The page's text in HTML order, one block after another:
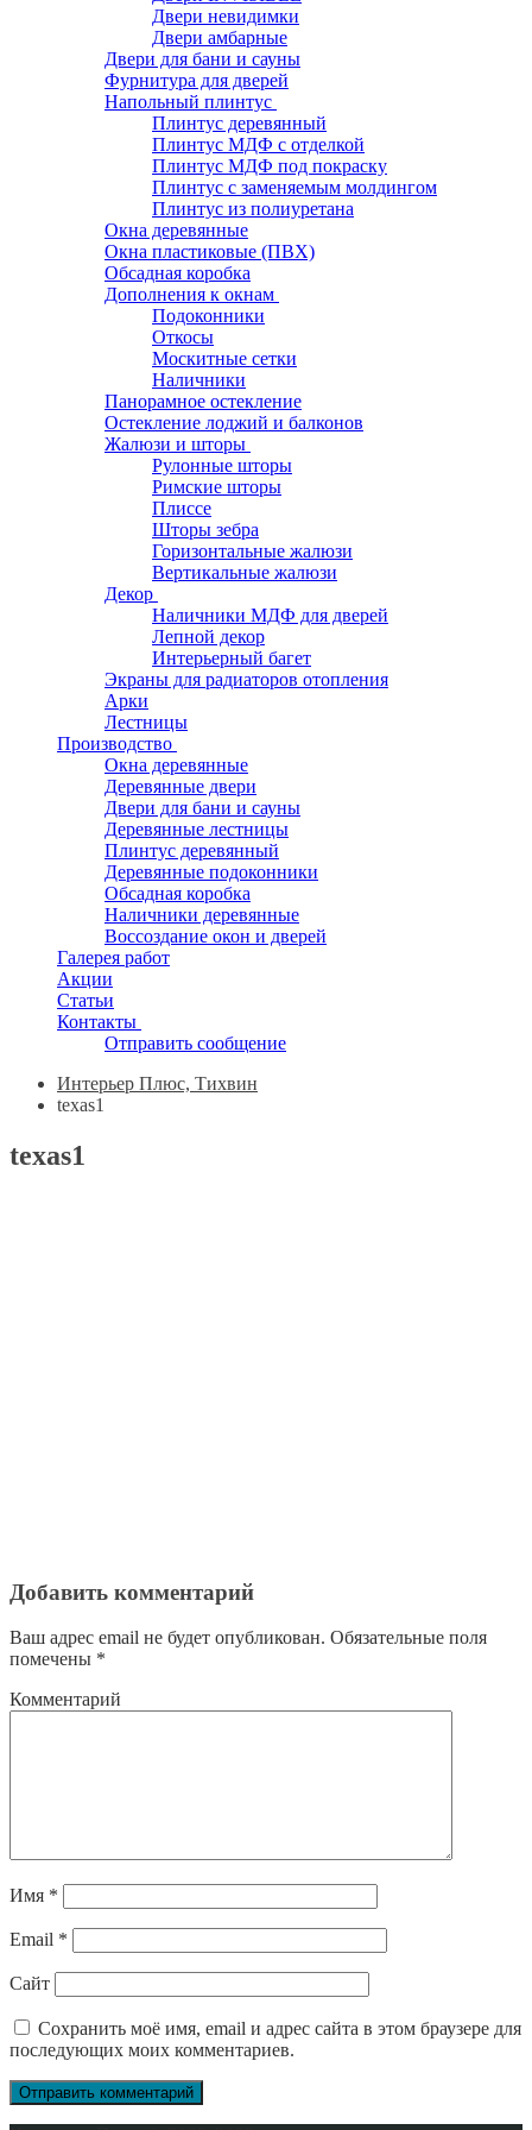
Двери невидимки
Двери амбарные
Двери для бани и сауны
Фурнитура для дверей
Напольный плинтус
Плинтус деревянный
Плинтус МДФ с отделкой
Плинтус МДФ под покраску
Плинтус с заменяемым молдингом
Плинтус из полиуретана
Окна деревянные
Окна пластиковые (ПВХ)
Обсадная коробка
Дополнения к окнам
Подоконники
Откосы
Москитные сетки
Наличники
Панорамное остекление
Остекление лоджий и балконов
Жалюзи и шторы
Рулонные шторы
Римские шторы
Плиссе
Шторы зебра
Горизонтальные жалюзи
Вертикальные жалюзи
Декор
Наличники МДФ для дверей
Лепной декор
Интерьерный багет
Экраны для радиаторов отопления
Арки
Лестницы
Производство
Окна деревянные
Деревянные двери
Двери для бани и сауны
Деревянные лестницы
Плинтус деревянный
Деревянные подоконники
Обсадная коробка
Наличники деревянные
Воссоздание окон и дверей
Галерея работ
Акции
Статьи
Контакты
Отправить сообщение
Интерьер Плюс, Тихвин
texas1
texas1
Добавить комментарий
Ваш адрес email не будет опубликован. Обязательные поля
помечены *
Комментарий
Имя *
Email *
Сайт
Сохранить моё имя, email и адрес сайта в этом браузере для
последующих моих комментариев.